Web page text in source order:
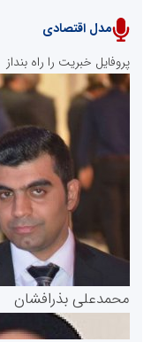
پایگاه خبری نهضت
پایگاه خبری گفتمان
سازمان بورس و اوراق
مرجع اخبار موثق در
مدل اقتصادی
پروفایل خبریت را راه بنداز
محمدعلی بذرافشان